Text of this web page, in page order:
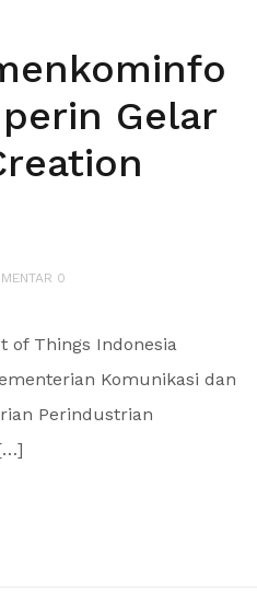
Gelar
0
of Things Indonesia
Komunikasi dan
Perindustrian